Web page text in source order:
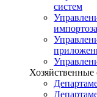
систем